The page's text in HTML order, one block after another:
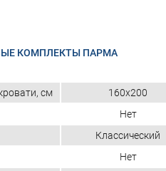
КОМПЛЕКТЫ ПАРМА
см
160x200
Нет
Классический
Нет